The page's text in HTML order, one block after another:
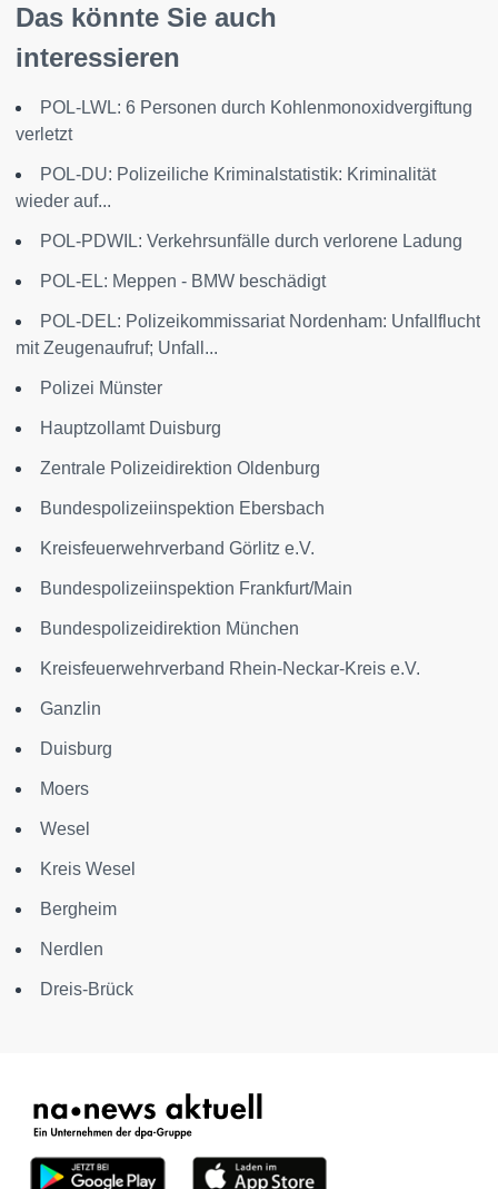
Das könnte Sie auch
interessieren
POL-LWL: 6 Personen durch Kohlenmonoxidvergiftung
verletzt
POL-DU: Polizeiliche Kriminalstatistik: Kriminalität
wieder auf...
POL-PDWIL: Verkehrsunfälle durch verlorene Ladung
POL-EL: Meppen - BMW beschädigt
POL-DEL: Polizeikommissariat Nordenham: Unfallflucht
mit Zeugenaufruf; Unfall...
Polizei Münster
Hauptzollamt Duisburg
Zentrale Polizeidirektion Oldenburg
Bundespolizeiinspektion Ebersbach
Kreisfeuerwehrverband Görlitz e.V.
Bundespolizeiinspektion Frankfurt/Main
Bundespolizeidirektion München
Kreisfeuerwehrverband Rhein-Neckar-Kreis e.V.
Ganzlin
Duisburg
Moers
Wesel
Kreis Wesel
Bergheim
Nerdlen
Dreis-Brück